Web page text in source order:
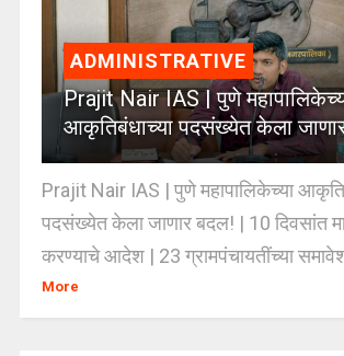
ADMINISTRATIVE
Prajit Nair IAS | पुणे
आकृतिबंधाच्या पदसंख्येत केला
Prajit Nair IAS | पुणे महापालिकेच्या
पदसंख्येत केला जाणार बदल! | 10 दिवसांत
करण्याचे आदेश | 23 ग्रामपंचायतींच्या
More